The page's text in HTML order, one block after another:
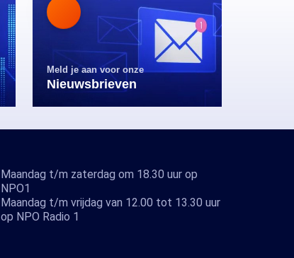
Meld je aan voor onze
Nieuwsbrieven
Maandag t/m zaterdag om 18.30 uur op
NPO1
Maandag t/m vrijdag van 12.00 tot 13.30 uur
op NPO Radio 1